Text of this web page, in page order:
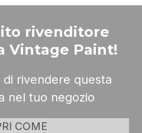
rivenditore
Vintage Paint!
rivendere questa
nel tuo negozio
COME